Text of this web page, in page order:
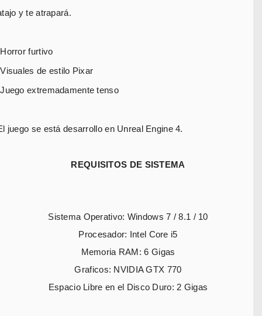
y te atrapará.
furtivo
de estilo Pixar
extremadamente tenso
juego se está desarrollo en Unreal Engine 4.
REQUISITOS DE SISTEMA
Sistema Operativo: Windows 7 / 8.1 / 10
Procesador: Intel Core i5
Memoria RAM: 6 Gigas
Graficos: NVIDIA GTX 770
Espacio Libre en el Disco Duro: 2 Gigas